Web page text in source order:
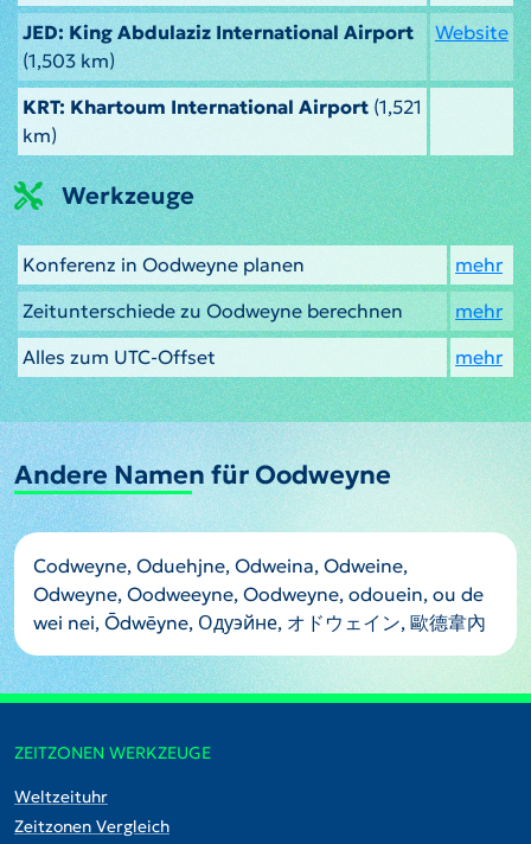
JED: King Abdulaziz International Airport
(1,503 km)
Website
KRT: Khartoum International Airport (1,521
km)
Werkzeuge
Konferenz in Oodweyne planen
mehr
Zeitunterschiede zu Oodweyne berechnen
mehr
Alles zum UTC-Offset
mehr
Andere Namen für Oodweyne
Codweyne, Oduehjne, Odweina, Odweine,
Odweyne, Oodweeyne, Oodweyne, odouein, ou de
wei nei, Ōdwēyne, Одуэйне, オドウェイン, 歐德韋內
ZEITZONEN WERKZEUGE
Weltzeituhr
Zeitzonen Vergleich